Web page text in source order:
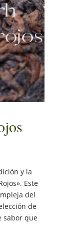
y la
Este
del
de
sabor que